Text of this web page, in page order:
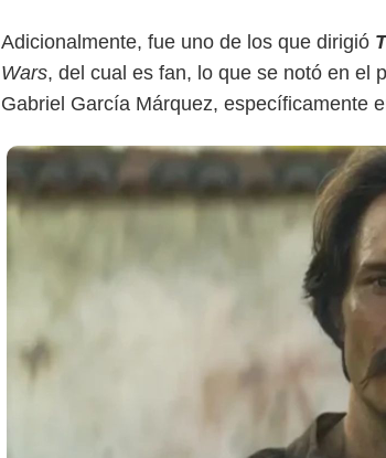
Adicionalmente, fue uno de los que dirigió
Wars, del cual es fan, lo que se notó en el
Gabriel García Márquez, específicamente